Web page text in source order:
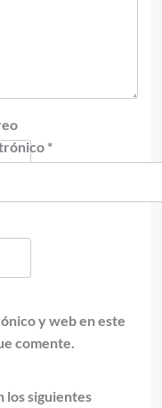
*
y web en este
comente.
los siguientes